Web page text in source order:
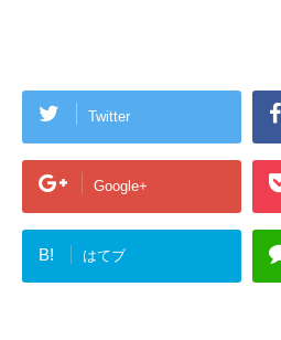
Twitter
Google+
B! はてブ